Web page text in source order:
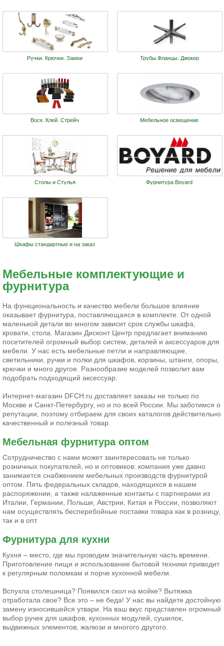
Ручки. Крючки. Замки Трубы.Фланцы. Джокер
Воск. Клей. Стрейч Мебельное освещение
Столы и Стулья Фурнитура Boyard
Шкафы стандартные и на заказ
Мебельные комплектующие и
фурнитура
На функциональность и качество мебели большое влияние
оказывает фурнитура, поставляющаяся в комплекте. От одной
маленькой детали во многом зависит срок службы шкафа,
кровати, стола. Магазин Дисконт Центр предлагает вниманию
посетителей огромный выбор систем, деталей и аксессуаров для
мебели. У нас есть мебельные петли и направляющие,
светильники, ручки и полки для шкафов, корзины, штанги, опоры,
крючки и много другое. Разнообразие моделей позволит вам
подобрать подходящий аксессуар.
Интернет-магазин DFCH.ru доставляет заказы не только по
Москве и Санкт-Петербургу, но и по всей России. Мы заботимся о
репутации, поэтому отбираем для своих каталогов действительно
качественный и полезный товар.
Мебельная фурнитура оптом
Сотрудничество с нами может заинтересовать не только
розничных покупателей, но и оптовиков: компания уже давно
занимается снабжением мебельных производств фурнитурой
оптом. Пять федеральных складов, находящихся в нашем
распоряжении, а также налаженные контакты с партнерами из
Италии, Германии, Польши, Австрии, Китая и России, позволяют
нам осуществлять бесперебойные поставки товара как в розницу,
так и в опт.
Фурнитура для кухни
Кухня – место, где мы проводим значительную часть времени.
Приготовление пищи и использование бытовой техники приводит
к регулярным поломкам и порче кухонной мебели.
Вспухла столешница? Появился скол на мойке? Вытяжка
отработала свое? Все это – не беда! У нас вы найдете достойную
замену износившейся утвари. На ваш вкус представлен огромный
выбор ручек для шкафов, кухонных модулей, сушилок,
выдвижных элементов, жалюзи и многого другого.